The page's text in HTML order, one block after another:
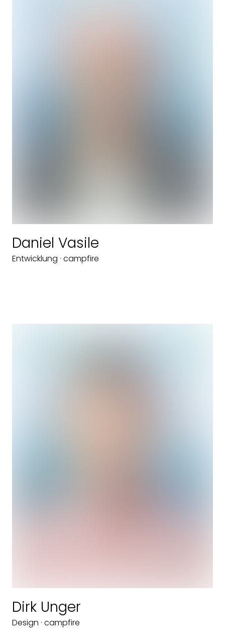
Daniel Vasile
Entwicklung · campfire
Dirk Unger
Design · campfire